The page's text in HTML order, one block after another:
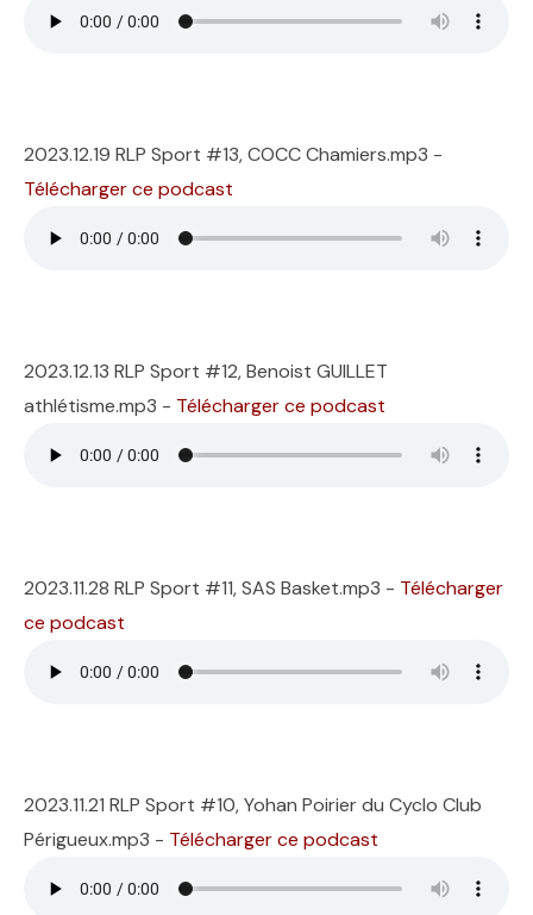
2023.12.19 RLP Sport #13, COCC Chamiers.mp3 -
Télécharger ce podcast
2023.12.13 RLP Sport #12, Benoist GUILLET
athlétisme.mp3 - Télécharger ce podcast
2023.11.28 RLP Sport #11, SAS Basket.mp3 - Télécharger
ce podcast
2023.11.21 RLP Sport #10, Yohan Poirier du Cyclo Club
Périgueux.mp3 - Télécharger ce podcast